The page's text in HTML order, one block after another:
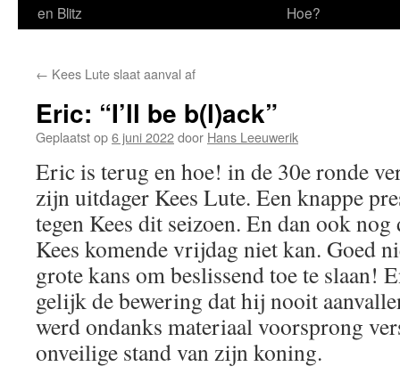
en Blitz
Hoe?
← Kees Lute slaat aanval af
Eric: “I’ll be b(l)ack”
Geplaatst op6 juni 2022door Hans Leeuwerik
Eric is terug en hoe! in de 30e ronde
zijn uitdager Kees Lute. Een knappe
tegen Kees dit seizoen. En dan ook nog
Kees komende vrijdag niet kan. Goed
grote kans om beslissend toe te slaan!
gelijk de bewering dat hij nooit
werd ondanks materiaal voorsprong
onveilige stand van zijn koning.